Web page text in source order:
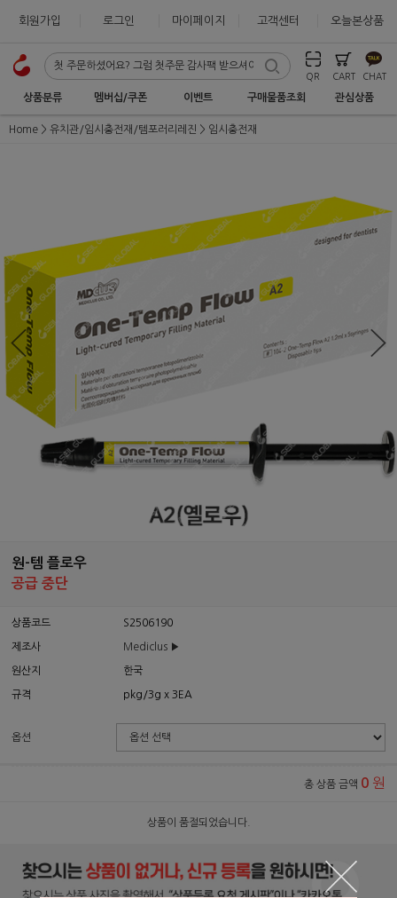
회원가입 로그인 마이페이지 고객센터 오늘본상품
QR CART CHAT
상품분류 멤버십/쿠폰 이벤트 구매물품조회 관심상품
Home 유치관/임시충전재/템포러리레진 임시충전재
원-템 플로우
공급 중단
상품코드 S2506190
제조사 Mediclus ▶
원산지 한국
규격 pkg/3g x 3EA
옵션
총 상품 금액 0 원
상품이 품절되었습니다.